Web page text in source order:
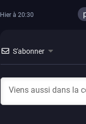
Hier à 20:30
S'abonner